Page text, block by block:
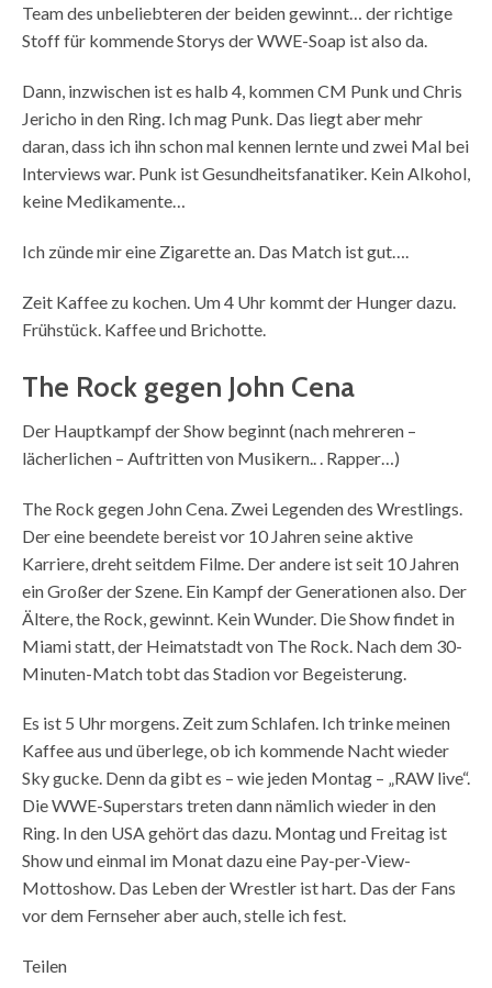
Team des unbeliebteren der beiden gewinnt… der richtige
Stoff für kommende Storys der WWE-Soap ist also da.
Dann, inzwischen ist es halb 4, kommen CM Punk und Chris
Jericho in den Ring. Ich mag Punk. Das liegt aber mehr
daran, dass ich ihn schon mal kennen lernte und zwei Mal bei
Interviews war. Punk ist Gesundheitsfanatiker. Kein Alkohol,
keine Medikamente…
Ich zünde mir eine Zigarette an. Das Match ist gut….
Zeit Kaffee zu kochen. Um 4 Uhr kommt der Hunger dazu.
Frühstück. Kaffee und Brichotte.
The Rock gegen John Cena
Der Hauptkampf der Show beginnt (nach mehreren –
lächerlichen – Auftritten von Musikern.. . Rapper…)
The Rock gegen John Cena. Zwei Legenden des Wrestlings.
Der eine beendete bereist vor 10 Jahren seine aktive
Karriere, dreht seitdem Filme. Der andere ist seit 10 Jahren
ein Großer der Szene. Ein Kampf der Generationen also. Der
Ältere, the Rock, gewinnt. Kein Wunder. Die Show findet in
Miami statt, der Heimatstadt von The Rock. Nach dem 30-
Minuten-Match tobt das Stadion vor Begeisterung.
Es ist 5 Uhr morgens. Zeit zum Schlafen. Ich trinke meinen
Kaffee aus und überlege, ob ich kommende Nacht wieder
Sky gucke. Denn da gibt es – wie jeden Montag – „RAW live“.
Die WWE-Superstars treten dann nämlich wieder in den
Ring. In den USA gehört das dazu. Montag und Freitag ist
Show und einmal im Monat dazu eine Pay-per-View-
Mottoshow. Das Leben der Wrestler ist hart. Das der Fans
vor dem Fernseher aber auch, stelle ich fest.
Teilen